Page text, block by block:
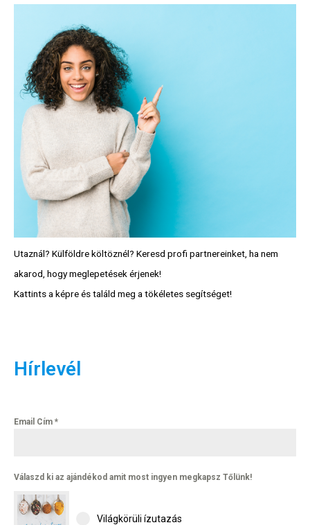
Utaznál? Külföldre költöznél? Keresd profi partnereinket, ha nem
akarod, hogy meglepetések érjenek!
Kattints a képre és találd meg a tökéletes segítséget!
Hírlevél
Email Cím *
Válaszd ki az ajándékod amit most ingyen megkapsz Tőlünk!
Világkörüli ízutazás